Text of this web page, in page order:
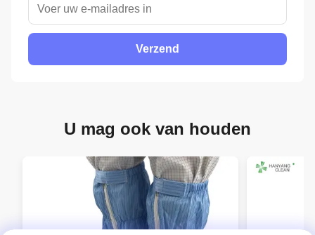
Verzend
U mag ook van houden